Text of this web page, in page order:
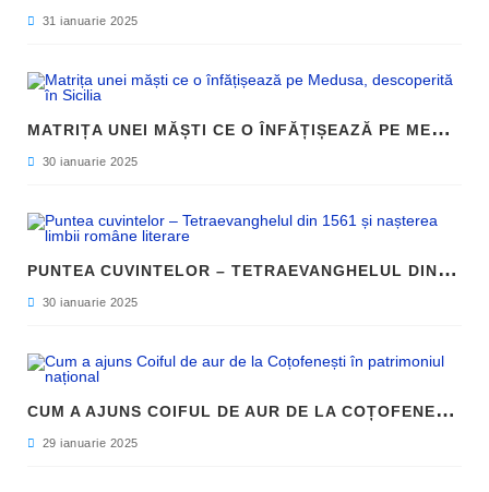
31 ianuarie 2025
M
ATRIȚA UNEI MĂȘTI CE O ÎNFĂȚIȘEAZĂ PE MEDUSA, DESCOPERITĂ ÎN SICILIA
30 ianuarie 2025
P
UNTEA CUVINTELOR – TETRAEVANGHELUL DIN 1561 ȘI NAȘTEREA LIMBII ROMÂNE LITERARE
30 ianuarie 2025
C
UM A AJUNS COIFUL DE AUR DE LA COȚOFENEȘTI ÎN PATRIMONIUL NAȚIONAL
29 ianuarie 2025